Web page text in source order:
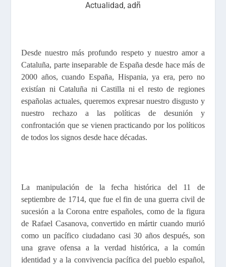
Actualidad, adñ
Desde nuestro más profundo respeto y nuestro amor a
Cataluña, parte inseparable de España desde hace más de
2000 años, cuando España, Hispania, ya era, pero no
existían ni Cataluña ni Castilla ni el resto de regiones
españolas actuales, queremos expresar nuestro disgusto y
nuestro rechazo a las políticas de desunión y
confrontación que se vienen practicando por los políticos
de todos los signos desde hace décadas.
La manipulación de la fecha histórica del 11 de
septiembre de 1714, que fue el fin de una guerra civil de
sucesión a la Corona entre españoles, como de la figura
de Rafael Casanova, convertido en mártir cuando murió
como un pacífico ciudadano casi 30 años después, son
una grave ofensa a la verdad histórica, a la común
identidad y a la convivencia pacífica del pueblo español,